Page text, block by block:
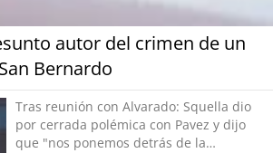
autor del crimen de un
Bernardo
Tras reunión con Alvarado: Squella dio
por cerrada polémica con Pavez y dijo
que "nos ponemos detrás de la